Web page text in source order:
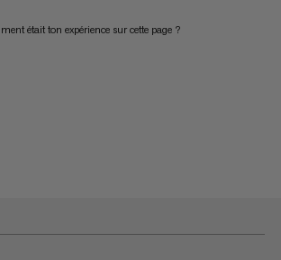
était ton expérience sur cette page ?